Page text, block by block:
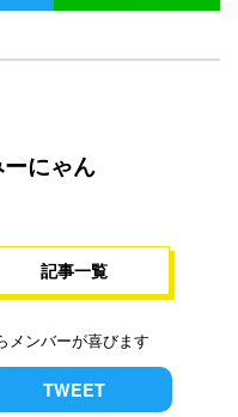
にゃん
記事一覧
メンバーが喜びます
TWEET